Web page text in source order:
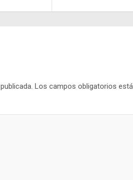
Los campos obligatorios